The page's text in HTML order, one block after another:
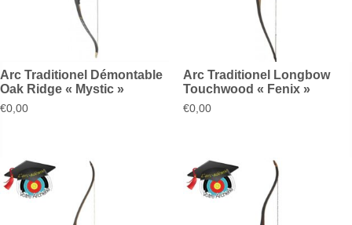
Arc Traditionel Démontable
Oak Ridge « Mystic »
€0,00
Arc Traditionel Longbow
Touchwood « Fenix »
€0,00